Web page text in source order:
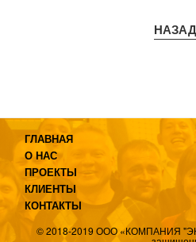
НАЗАД
ГЛАВНАЯ
О НАС
ПРОЕКТЫ
КЛИЕНТЫ
КОНТАКТЫ
© 2018-2019 ООО «КОМПАНИЯ